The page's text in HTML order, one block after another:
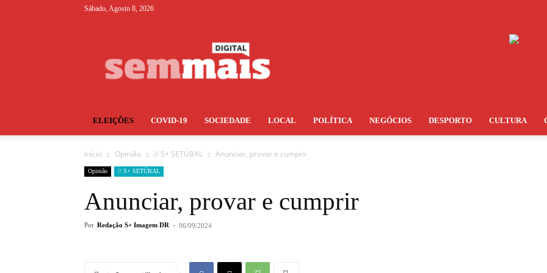
Sábado, Agosto 8, 2026
ELEIÇÕES COVID-19 SOCIEDADE LOCAL POLÍTICA NEGÓCIOS DESPORTO CULTURA
Início Opinião // S+ SETÚBAL Anunciar, provar e cumprir
Opinião // S+ SETÚBAL
Anunciar, provar e cumprir
Por Redação S+ Imagem DR - 06/09/2024